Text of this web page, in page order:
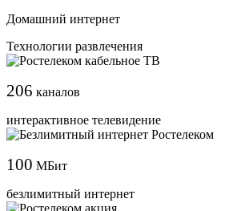
Домашний интернет
Технологии развлечения
206 каналов
интерактивное телевидение
100 МБит
безлимитный интернет